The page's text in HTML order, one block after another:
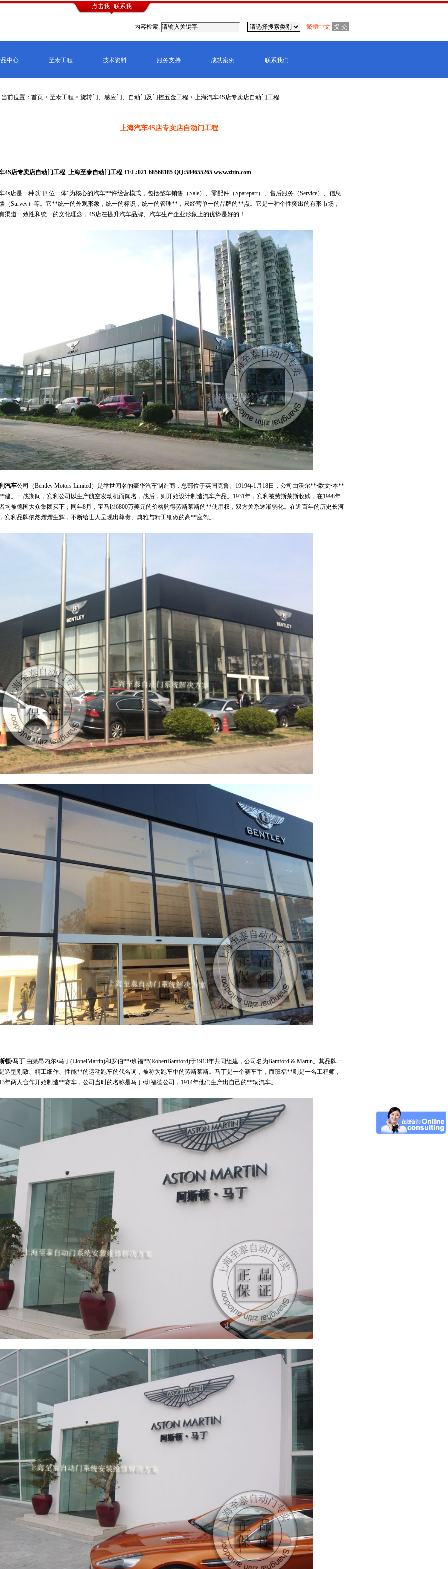
点击我--联系我
内容检索: 繁體中文
中心 至泰工程 技术资料 服务支持 成功案例 联系我们
当前位置：首页 > 至泰工程 > 旋转门、感应门、自动门及门控五金工程 > 上海汽车4S店专卖店自动门工程
上海汽车4S店专卖店自动门工程
4S店专卖店自动门工程 上海至泰自动门工程 TEL:021-68568185 QQ:584655265 www.zitin.com
4s店是一种以“四位一体”为核心的汽车**许经营模式，包括整车销售（Sale）、零配件（Sparepart）、售后服务（Service）、信息
（Survey）等。它**统一的外观形象，统一的标识，统一的管理**，只经营单一的品牌的**点。它是一种个性突出的有形市场，
渠道一致性和统一的文化理念，4S店在提升汽车品牌、汽车生产企业形象上的优势是好的！
汽车公司（Bentley Motors Limited）是举世闻名的豪华汽车制造商，总部位于英国克鲁。1919年1月18日，公司由沃尔**•欧文•本**
建。一战期间，宾利公司以生产航空发动机而闻名，战后，则开始设计制造汽车产品。1931年，宾利被劳斯莱斯收购，在1998年
均被德国大众集团买下；同年8月，宝马以6800万美元的价格购得劳斯莱斯的**使用权，双方关系逐渐弱化。在近百年的历史长河
宾利品牌依然熠熠生辉，不断给世人呈现出尊贵、典雅与精工细做的高**座驾。
顿•马丁由莱昂内尔•马丁(LionelMartin)和罗伯**•班福**(RobertBamford)于1913年共同组建，公司名为Bamford & Martin。其品牌一
造型别致、精工细作、性能**的运动跑车的代名词，被称为跑车中的劳斯莱斯。马丁是一个赛车手，而班福**则是一名工程师，
年两人合作开始制造**赛车，公司当时的名称是马丁•班福德公司，1914年他们生产出自己的**辆汽车。